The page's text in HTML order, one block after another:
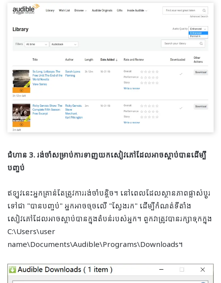
ជំហាន 3. រង់ចាំសម្រាប់ការទាញយកសៀវភៅដែលអាចស្តាប់បានដើម្បី
បញ្ចប់
ឥឡូវនេះអ្នកគ្រាន់តែត្រូវការរង់ចាំបន្តិច។ នៅពេលដែលស្ថានភាពផ្លាស់ប្តូរ
ទៅជា "បានបញ្ចប់" អ្នកអាចចុចលើ "ស្វែងរក" ដើម្បីកំណត់ទីតាំង
សៀវភៅដែលអាចស្តាប់បានក្នុងតំបន់របស់អ្នក។ ពួកវាត្រូវបានរក្សាទុកក្នុង
C:\Users\user
name\Documents\Audible\Programs\Downloads។